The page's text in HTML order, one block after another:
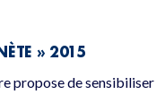
» 2015
propose de sensibiliser